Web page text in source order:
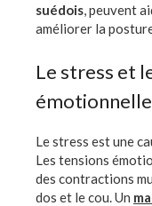
suédois, peuvent
améliorer la
Le stress et
Le stress est une
Les tensions
des contractions
dos et le cou. Un